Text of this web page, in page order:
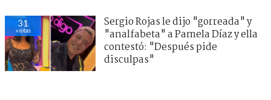
31
visitas
Sergio Rojas le dijo "gorreada" y
"analfabeta" a Pamela Díaz y ella
contestó: "Después pide
disculpas"